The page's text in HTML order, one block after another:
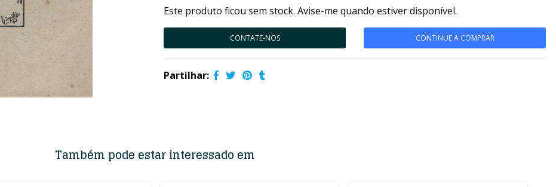
Este produto ficou sem stock. Avise-me quando estiver disponível.
CONTATE-NOS CONTINUE A COMPRAR
Partilhar:
Também pode estar interessado em